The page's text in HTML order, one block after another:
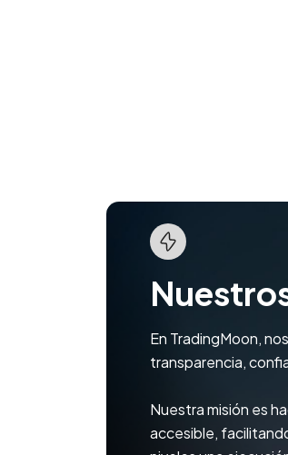
En TradingMoon,
transparencia,
Nuestra misión es
accesible,